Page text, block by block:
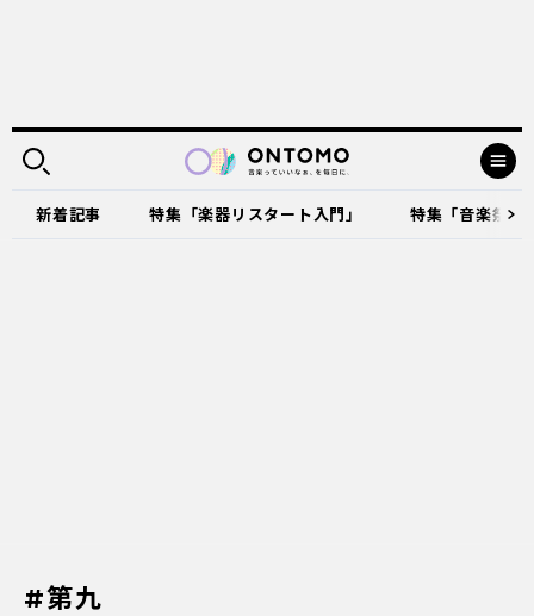
新着記事 特集「楽器リスタート入門」 特集「音楽祭
#第九